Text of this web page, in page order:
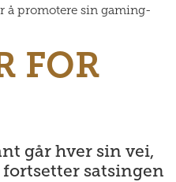
å promotere sin gaming-
FOR
går hver sin vei,
fortsetter satsingen